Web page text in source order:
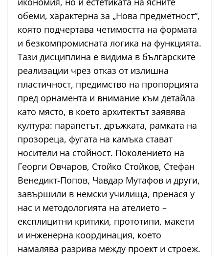
обеми, характерна за „Нова предметност“,
която подчертава четимостта на формата
и безкомпромисната логика на функцията.
Тази дисциплина е видима в българските
реализации чрез отказ от излишна
пластичност, предимство на пропорцията
пред орнамента и внимание към детайла
като място, в което архитектът заявява
култура: парапетът, дръжката, рамката на
прозореца, фугата на камъка стават
носители на стойност. Поколението на
Георги Овчаров, Стойко Стойков, Стефан
Венедикт-Попов, Чавдар Мутафов и други,
завършили в немски училища, пренася у
нас и методологията на ателието –
експлицитни критики, прототипи, макети
и инженерна координация, което
намалява разрива между проект и строеж.